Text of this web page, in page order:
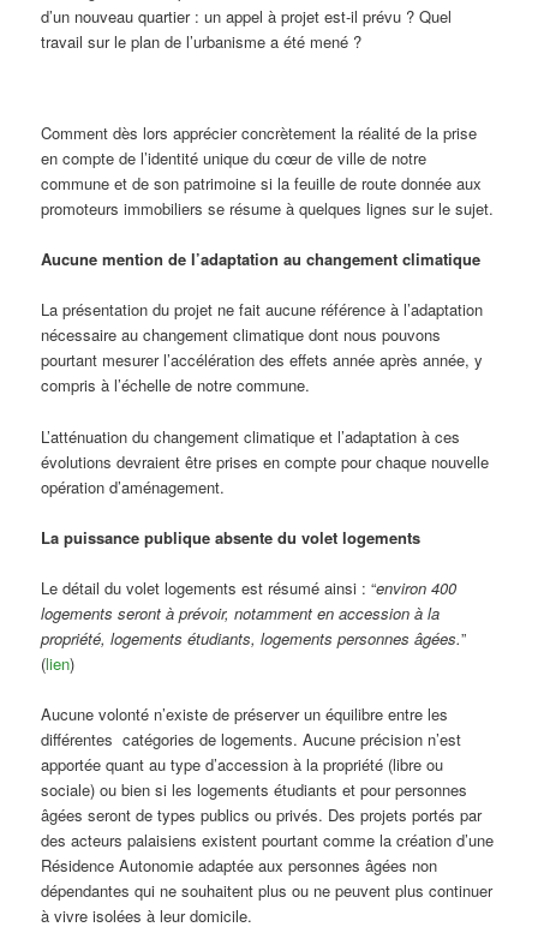
d’un nouveau quartier : un appel à projet est-il prévu ? Quel
travail sur le plan de l’urbanisme a été mené ?
Comment dès lors apprécier concrètement la réalité de la prise
en compte de l’identité unique du cœur de ville de notre
commune et de son patrimoine si la feuille de route donnée aux
promoteurs immobiliers se résume à quelques lignes sur le sujet.
Aucune mention de l’adaptation au changement climatique
La présentation du projet ne fait aucune référence à l’adaptation
nécessaire au changement climatique dont nous pouvons
pourtant mesurer l’accélération des effets année après année, y
compris à l’échelle de notre commune.
L’atténuation du changement climatique et l’adaptation à ces
évolutions devraient être prises en compte pour chaque nouvelle
opération d’aménagement.
La puissance publique absente du volet logements
Le détail du volet logements est résumé ainsi : “environ 400
logements seront à prévoir, notamment en accession à la
propriété, logements étudiants, logements personnes âgées.”
(lien)
Aucune volonté n’existe de préserver un équilibre entre les
différentes catégories de logements. Aucune précision n’est
apportée quant au type d’accession à la propriété (libre ou
sociale) ou bien si les logements étudiants et pour personnes
âgées seront de types publics ou privés. Des projets portés par
des acteurs palaisiens existent pourtant comme la création d’une
Résidence Autonomie adaptée aux personnes âgées non
dépendantes qui ne souhaitent plus ou ne peuvent plus continuer
à vivre isolées à leur domicile.